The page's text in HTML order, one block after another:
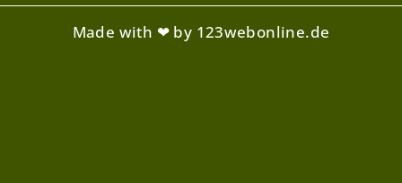
Made with ❤ by 123webonline.de